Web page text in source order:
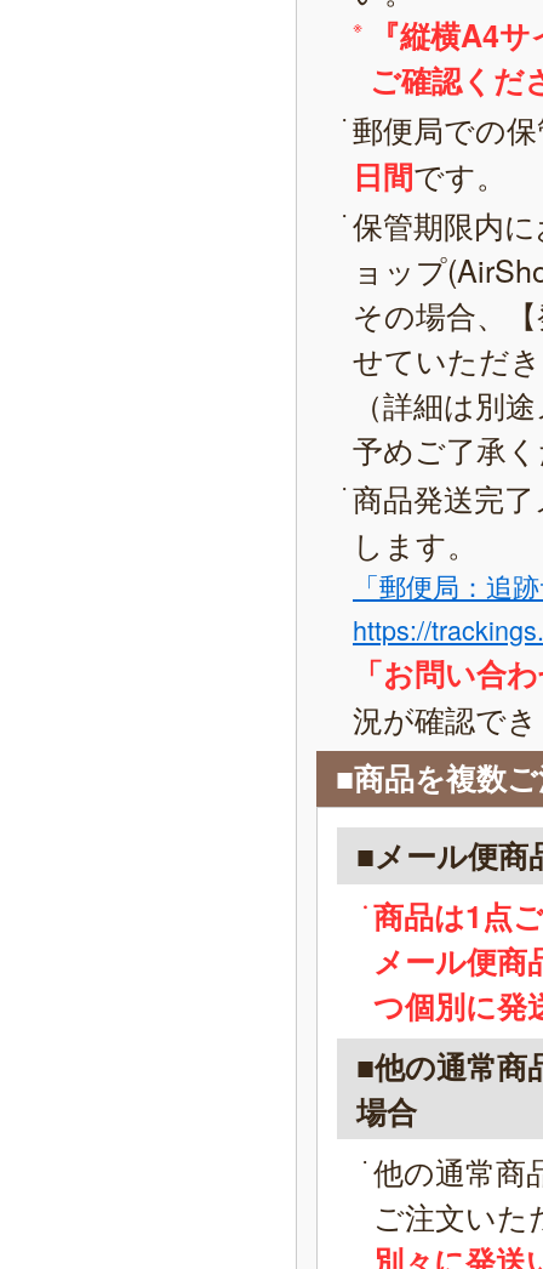
『縦横A4
ご確認くだ
郵便局での
日間です。
保管期限内
ョップ
その場合、
せていただ
（詳細は別
予めご了承
商品発送完
します。
「郵便局：追
https://
「お問い合
況が確認で
■商品を複数
■メール便商
商品は1点
メール便商
つ個別に発
■他の通常商
場合
他の通常商
ご注文いた